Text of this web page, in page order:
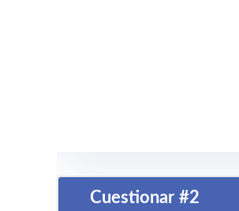
Cuestionar #2